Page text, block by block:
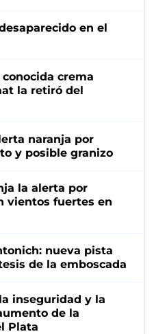
en el
crema
la retiró del
naranja por
y posible granizo
la alerta por
vientos fuertes en
nueva pista
de la emboscada
inseguridad y la
de la
Plata